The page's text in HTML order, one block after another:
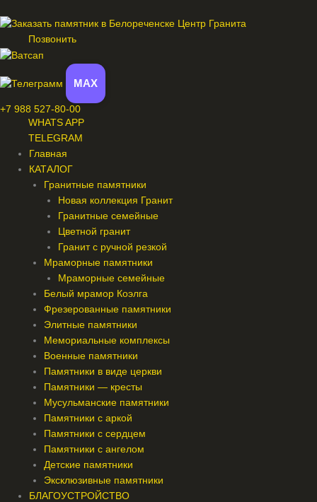
Позвонить
MAX
+7 988 527-80-00
WHATS APP
TELEGRAM
Главная
КАТАЛОГ
Гранитные памятники
Новая коллекция Гранит
Гранитные семейные
Цветной гранит
Гранит с ручной резкой
Мраморные памятники
Мраморные семейные
Белый мрамор Коэлга
Фрезерованные памятники
Элитные памятники
Мемориальные комплексы
Военные памятники
Памятники в виде церкви
Памятники — кресты
Мусульманские памятники
Памятники с аркой
Памятники с сердцем
Памятники с ангелом
Детские памятники
Эксклюзивные памятники
БЛАГОУСТРОЙСТВО